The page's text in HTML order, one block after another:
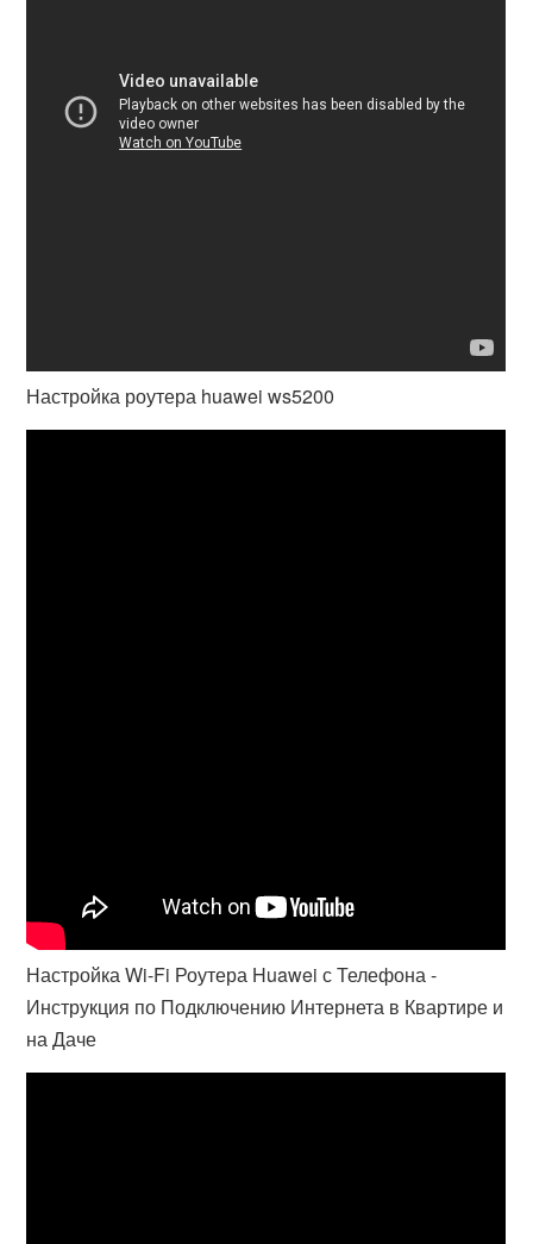
Настройка роутера huawei ws5200
Настройка Wi-Fi Роутера Huawei с Телефона -
Инструкция по Подключению Интернета в Квартире и
на Даче